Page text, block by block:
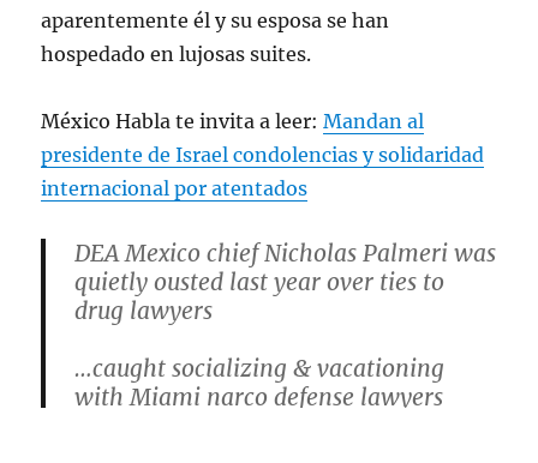
aparentemente él y su esposa se han
hospedado en lujosas suites.
México Habla te invita a leer:Mandan al
presidente de Israel condolencias y solidaridad
internacional por atentados
DEA Mexico chief Nicholas Palmeri was
quietly ousted last year over ties to
drug lawyers
…caught socializing & vacationing
with Miami narco defense lawyers